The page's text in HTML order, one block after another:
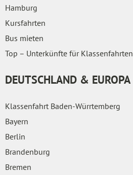
Hamburg
Kursfahrten
Bus mieten
Top – Unterkünfte für Klassenfahrten
DEUTSCHLAND & EUROPA
Klassenfahrt Baden-Würrtemberg
Bayern
Berlin
Brandenburg
Bremen